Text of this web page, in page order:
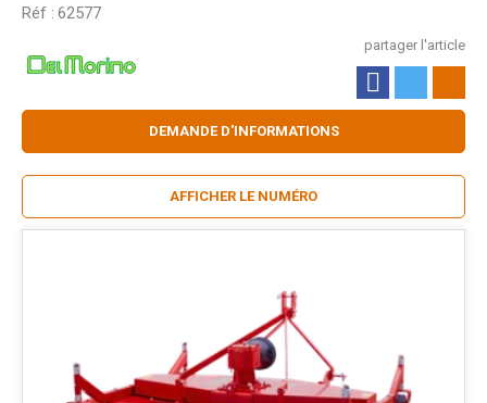
Réf : 62577
partager l'article
DEMANDE D'INFORMATIONS
AFFICHER LE NUMÉRO